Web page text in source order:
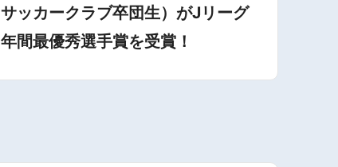
サッカークラブ卒団生）がJリーグ
年間最優秀選手賞を受賞！